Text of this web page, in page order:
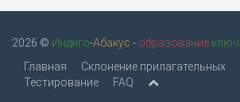
2026 © Индиго-Абакус - образование ключ
Главная
Склонение прилагательных
Тестирование
FAQ